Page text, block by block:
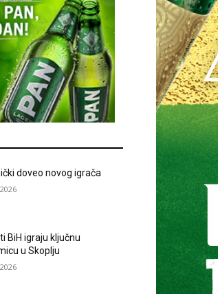
doveo novog igrača
BiH igraju ključnu
u Skoplju